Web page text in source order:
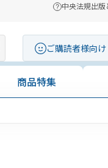
中央法規出版
ご購読者様向け
商品特集